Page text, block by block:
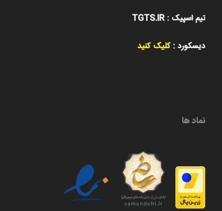
تیم اسپیک : TGTS.IR
دیسکورد :کلیک کنید
نماد ها